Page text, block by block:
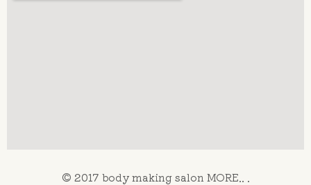
© 2017 body making salon MORE.. .